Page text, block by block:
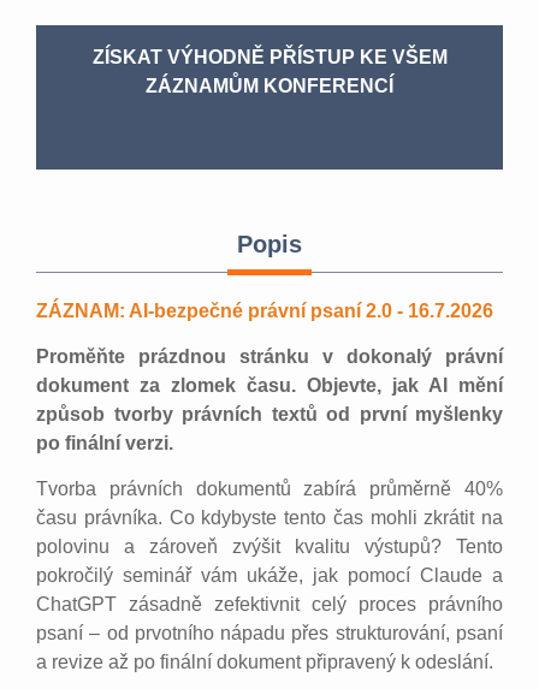
ZÍSKAT VÝHODNĚ PŘÍSTUP KE VŠEM
ZÁZNAMŮM KONFERENCÍ
Popis
ZÁZNAM: AI-bezpečné právní psaní 2.0 - 16.7.2026
Proměňte prázdnou stránku v dokonalý právní
dokument za zlomek času. Objevte, jak AI mění
způsob tvorby právních textů od první myšlenky
po finální verzi.
Tvorba právních dokumentů zabírá průměrně 40%
času právníka. Co kdybyste tento čas mohli zkrátit na
polovinu a zároveň zvýšit kvalitu výstupů? Tento
pokročilý seminář vám ukáže, jak pomocí Claude a
ChatGPT zásadně zefektivnit celý proces právního
psaní – od prvotního nápadu přes strukturování, psaní
a revize až po finální dokument připravený k odeslání.